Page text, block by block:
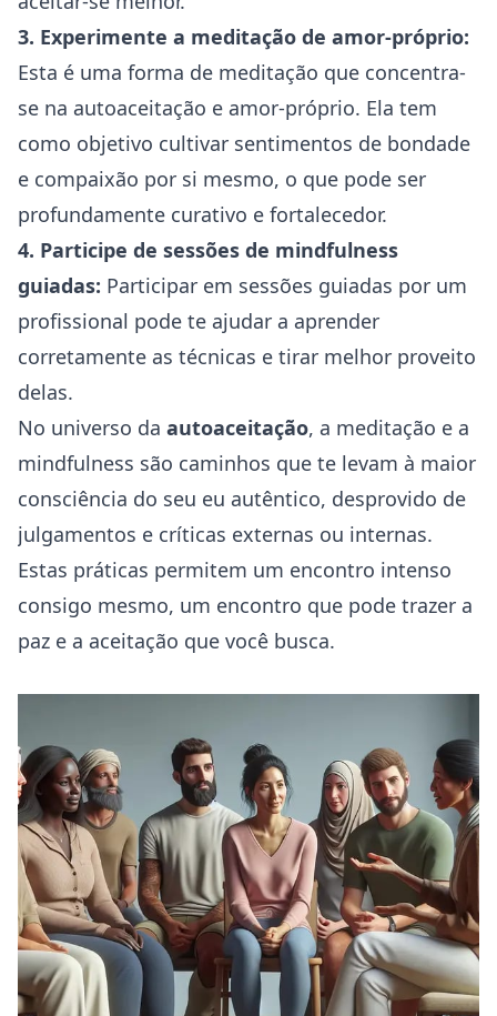
3. Experimente a meditação de amor-próprio:
Esta é uma forma de meditação que concentra-
se na autoaceitação e amor-próprio. Ela tem
como objetivo cultivar sentimentos de bondade
e compaixão por si mesmo, o que pode ser
profundamente curativo e fortalecedor.
4. Participe de sessões de mindfulness
guiadas: Participar em sessões guiadas por um
profissional pode te ajudar a aprender
corretamente as técnicas e tirar melhor proveito
delas.
No universo da autoaceitação, a meditação e a
mindfulness são caminhos que te levam à maior
consciência do seu eu autêntico, desprovido de
julgamentos e críticas externas ou internas.
Estas práticas permitem um encontro intenso
consigo mesmo, um encontro que pode trazer a
paz e a aceitação que você busca.